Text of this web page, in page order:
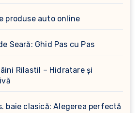
produse auto online
Seară: Ghid Pas cu Pas
Rilastil – Hidratare și
baie clasică: Alegerea perfectă